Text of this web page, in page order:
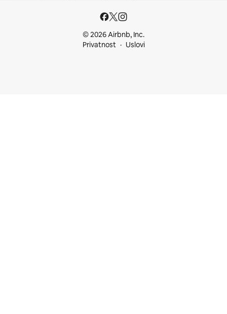
© 2026 Airbnb, Inc.
Privatnost
Uslovi